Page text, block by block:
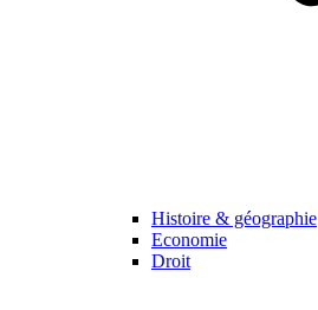
Histoire & géographie
Economie
Droit